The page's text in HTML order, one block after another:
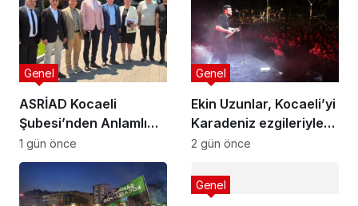
ASRİAD Kocaeli
Şubesi’nden Anlamlı
Sosyal Sorumluluk
Projesi
Genel
1 gün önce
Ekin Uzunlar, Kocaeli’yi
Karadeniz ezgileriyle
coşturdu
Genel
2 gün önce
Genel